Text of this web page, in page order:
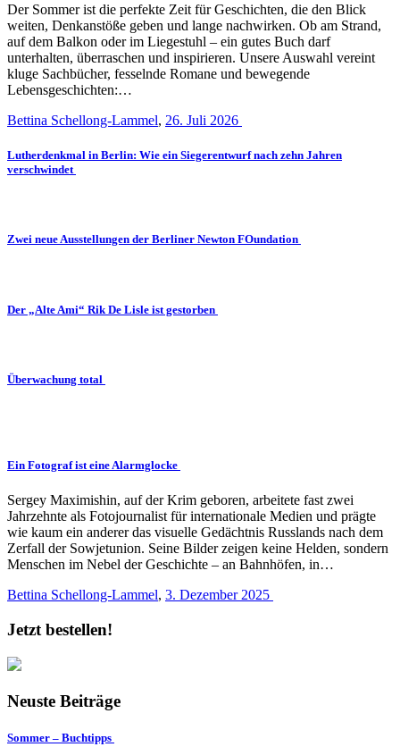
Der Sommer ist die perfekte Zeit für Geschichten, die den Blick
weiten, Denkanstöße geben und lange nachwirken. Ob am Strand,
auf dem Balkon oder im Liegestuhl – ein gutes Buch darf
unterhalten, überraschen und inspirieren. Unsere Auswahl vereint
kluge Sachbücher, fesselnde Romane und bewegende
Lebensgeschichten:…
Bettina Schellong-Lammel, 26. Juli 2026
Lutherdenkmal in Berlin: Wie ein Siegerentwurf nach zehn Jahren
verschwindet
Zwei neue Ausstellungen der Berliner Newton FOundation
Der „Alte Ami“ Rik De Lisle ist gestorben
Überwachung total
Ein Fotograf ist eine Alarmglocke
Sergey Maximishin, auf der Krim geboren, arbeitete fast zwei
Jahrzehnte als Fotojournalist für internationale Medien und prägte
wie kaum ein anderer das visuelle Gedächtnis Russlands nach dem
Zerfall der Sowjetunion. Seine Bilder zeigen keine Helden, sondern
Menschen im Nebel der Geschichte – an Bahnhöfen, in…
Bettina Schellong-Lammel, 3. Dezember 2025
Jetzt bestellen!
Neuste Beiträge
Sommer – Buchtipps